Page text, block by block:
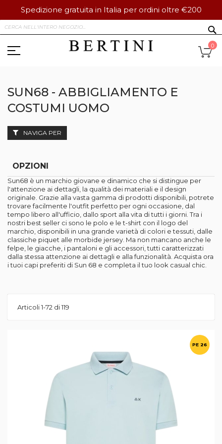
Spedizione gratuita in Italia per ordini oltre €200
al
contenuto
0
SUN68 - ABBIGLIAMENTO E
COSTUMI UOMO
Sun68 è un marchio giovane e dinamico che si distingue per
l'attenzione ai dettagli, la qualità dei materiali e il design
originale. Grazie alla vasta gamma di prodotti disponibili, potrete
trovare facilmente l'outfit perfetto per ogni occasione, dal
tempo libero all'ufficio, dallo sport alla vita di tutti i giorni. Tra i
nostri best seller ci sono le polo e le t-shirt con il logo del
marchio, disponibili in una grande varietà di colori e tessuti, dalle
classiche piquet alle morbide jersey. Ma non mancano anche le
felpe, le giacche, i pantaloni e gli accessori, tutti caratterizzati
dalla stessa attenzione ai dettagli e alla funzionalità. Acquista ora
i tuoi capi preferiti di Sun 68 e completa il tuo look casual chic.
Articoli1-72 di119
PE 26
NAVIGA PER
OPZIONI